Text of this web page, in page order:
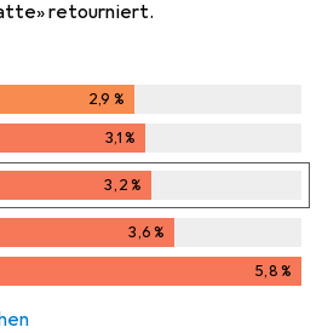
retourniert.
2,9 %
3,1%
3,2%
3,6%
5,8%